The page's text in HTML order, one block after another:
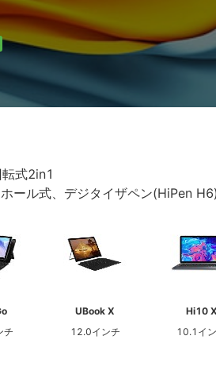
式2in1
ール式、デジタイザペン(HiPen
チ
UBook X
12.0インチ
Hi10 X
10.1イ